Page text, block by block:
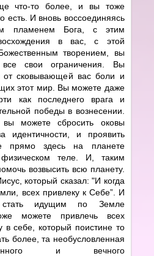
что-то более, и вы тоже
есть. И вновь воссоединяясь
пламенем Бога, с этим
в вас, с этой
творением, вы
свои ограничения. Вы
от сковывающей вас боли и
этот мир. Вы можете даже
как последнего врага и
победы в вознесении.
можете сбросить оковы
идентичности, и проявить
прямо здесь на планете
теле. И, таким
возвысить всю планету.
который сказал: "И когда
всех привлеку к Себе”. И
идущим по Земле
можете привлечь всех
в себе, который поистине то
более, та необусловленная
и вечного